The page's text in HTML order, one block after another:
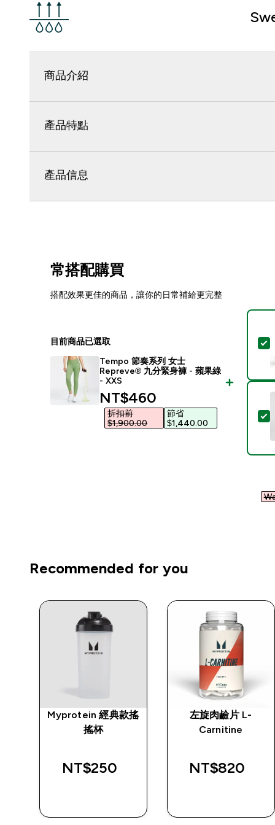
商品介紹
產品特點
產品信息
常搭配購買
搭配效果更佳的商品，讓你的日常補給更完整
目前商品已選取
Tempo 節奏系列 女士
Repreve® 九分緊身褲 - 蘋果綠
- XXS
discounted price
NT$460‎
折扣前
$1,900.00‎
節省
$1,440.00‎
Recommended for you
Myprotein 經典款搖
搖杯
NT$250‎
左旋肉鹼片 L-
Carnitine
NT$820‎